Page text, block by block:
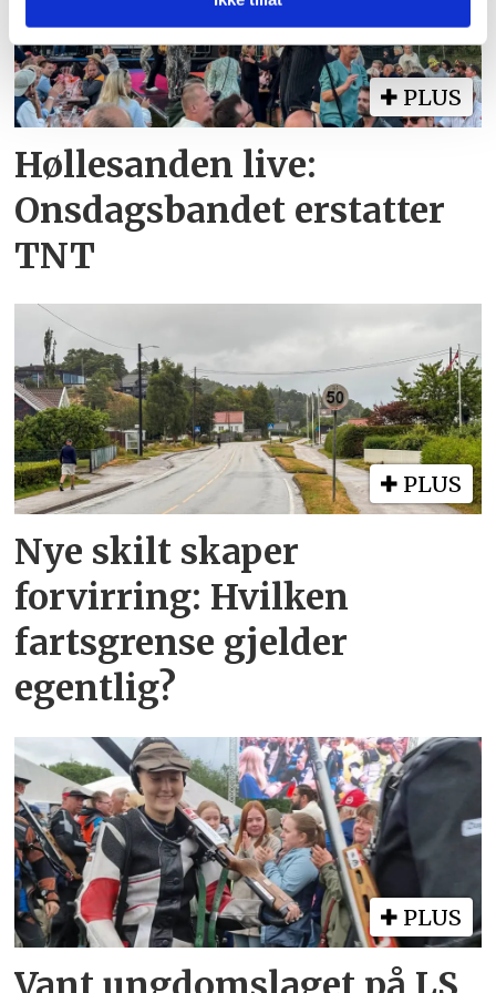
eller som de har samlet inn gjennom din bruk av
tjenestene deres.
PLUS
Høllesanden live:
Onsdagsbandet erstatter
TNT
PLUS
Nye skilt skaper
forvirring: Hvilken
fartsgrense gjelder
egentlig?
PLUS